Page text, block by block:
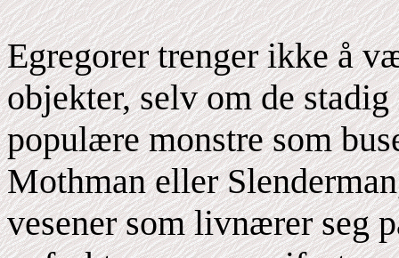
Egregorer trenger ikke å
objekter, selv om de
populære monstre som
Mothman eller
vesener som livnærer seg